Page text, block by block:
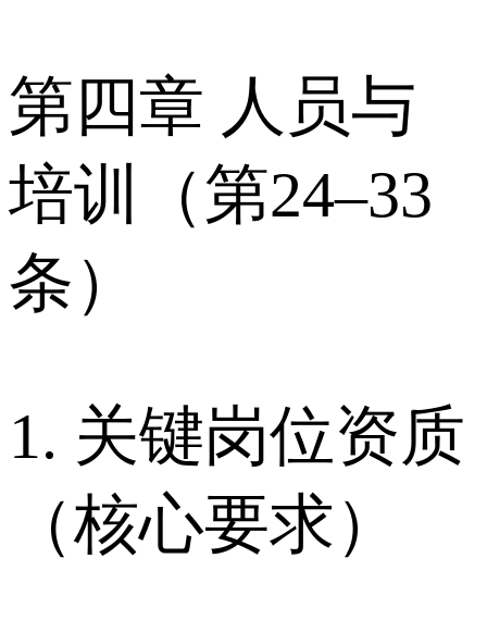
第四章 人员与
培训（第24–33
条）
1. 关键岗位资质
（核心要求）